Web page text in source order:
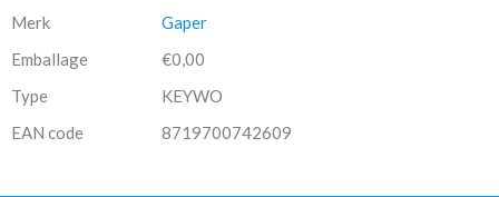
Merk
Gaper
Emballage
€0,00
Type
KEYWO
EAN code
8719700742609